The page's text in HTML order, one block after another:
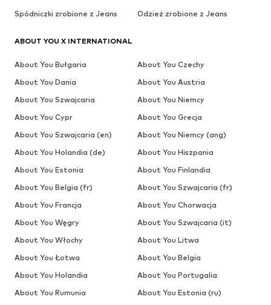
Spódniczki zrobione z Jeans
Odzież zrobione z Jeans
ABOUT YOU X INTERNATIONAL
About You Bułgaria
About You Czechy
About You Dania
About You Austria
About You Szwajcaria
About You Niemcy
About You Cypr
About You Grecja
About You Szwajcaria (en)
About You Niemcy (ang)
About You Holandia (de)
About You Hiszpania
About You Estonia
About You Finlandia
About You Belgia (fr)
About You Szwajcaria (fr)
About You Francja
About You Chorwacja
About You Węgry
About You Szwajcaria (it)
About You Włochy
About You Litwa
About You Łotwa
About You Belgia
About You Holandia
About You Portugalia
About You Rumunia
About You Estonia (ru)